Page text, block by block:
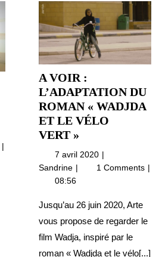
A VOIR :
L’ADAPTATION DU
ROMAN « WADJDA
ET LE VÉLO
VERT »
VOIR
ROMAN
« WADJDA
ET
LE
7 avril 2020 7
avril
Sandrine A
voir
l’adaptation
« Wadjda
et
1 Comments
08:56
Jusqu’au 26 juin 2020, Arte
vous propose de regarder le
film Wadja, inspiré par le
roman « Wadjda et le vélo[...]